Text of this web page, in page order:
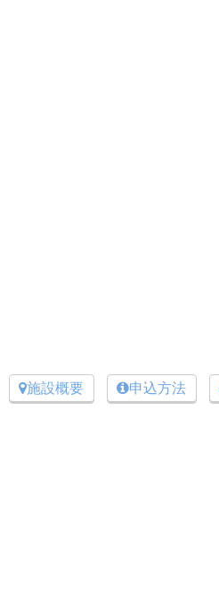
施設概要 申込方法